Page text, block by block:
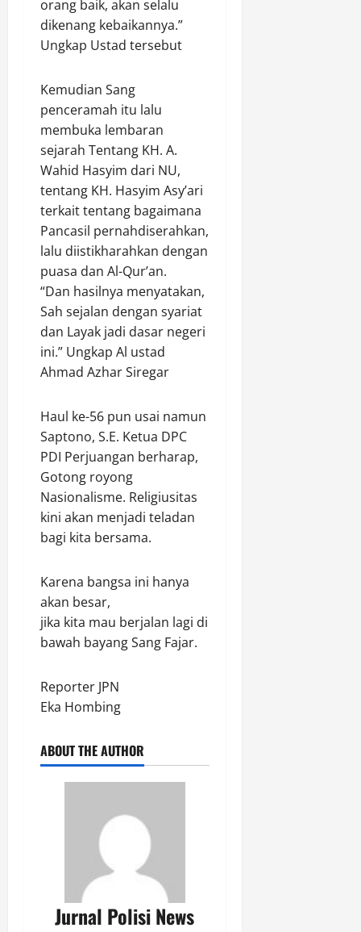
orang baik, akan selalu
dikenang kebaikannya.”
Ungkap Ustad tersebut
Kemudian Sang
penceramah itu lalu
membuka lembaran
sejarah Tentang KH. A.
Wahid Hasyim dari NU,
tentang KH. Hasyim Asy’ari
terkait tentang bagaimana
Pancasil pernahdiserahkan,
lalu diistikharahkan dengan
puasa dan Al-Qur’an.
“Dan hasilnya menyatakan,
Sah sejalan dengan syariat
dan Layak jadi dasar negeri
ini.” Ungkap Al ustad
Ahmad Azhar Siregar
Haul ke-56 pun usai namun
Saptono, S.E. Ketua DPC
PDI Perjuangan berharap,
Gotong royong
Nasionalisme. Religiusitas
kini akan menjadi teladan
bagi kita bersama.
Karena bangsa ini hanya
akan besar,
jika kita mau berjalan lagi di
bawah bayang Sang Fajar.
Reporter JPN
Eka Hombing
ABOUT THE AUTHOR
Jurnal Polisi News